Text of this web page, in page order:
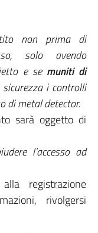
non prima di
solo avendo
e se muniti di
i controlli
di metal detector.
sarà oggetto di
l’accesso ad
registrazione
rivolgersi